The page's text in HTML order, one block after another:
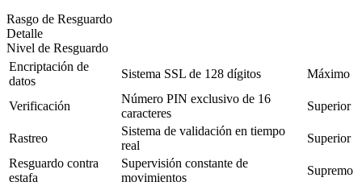
Rasgo de Resguardo
Detalle
Nivel de Resguardo
Encriptación de
datos
Sistema SSL de 128 dígitos Máximo
Verificación
Número PIN exclusivo de 16
caracteres
Superior
Rastreo
Sistema de validación en tiempo
real
Superior
Resguardo contra
estafa
Supervisión constante de
movimientos
Supremo